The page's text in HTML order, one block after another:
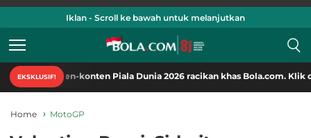
Iklan - Scroll ke bawah untuk melanjutkan
EKSKLUSIF!
konten Piala Dunia 2026 racikan khas Bola.com. Klik di sini!
Home MotoGP